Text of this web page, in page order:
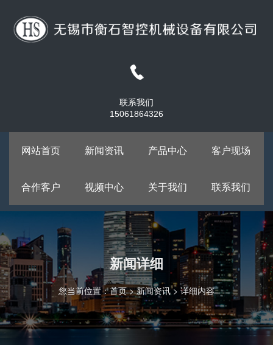
联系我们
15061864326
网站首页 新闻资讯 产品中心 客户现场
合作客户 视频中心 关于我们 联系我们
新闻详细
您当前位置：首页>新闻资讯> 详细内容